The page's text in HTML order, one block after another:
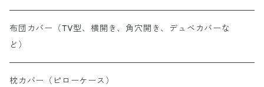
布団カバー（TV型、横開き、角穴開き、デュベカバーな
ど）
枕カバー（ピローケース）